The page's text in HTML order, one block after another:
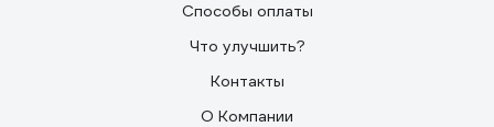
Способы оплаты
Что улучшить?
Контакты
О Компании